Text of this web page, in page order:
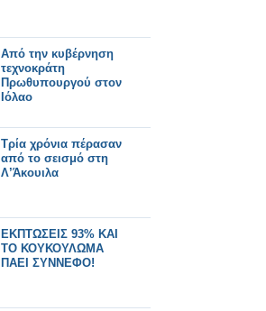
Από την κυβέρνηση
τεχνοκράτη
Πρωθυπουργού στον
Ιόλαο
Τρία χρόνια πέρασαν
από το σεισμό στη
Λ’Άκουιλα
ΕΚΠΤΩΣΕΙΣ 93% ΚΑΙ
ΤΟ ΚΟΥΚΟΥΛΩΜΑ
ΠΑΕΙ ΣΥΝΝΕΦΟ!